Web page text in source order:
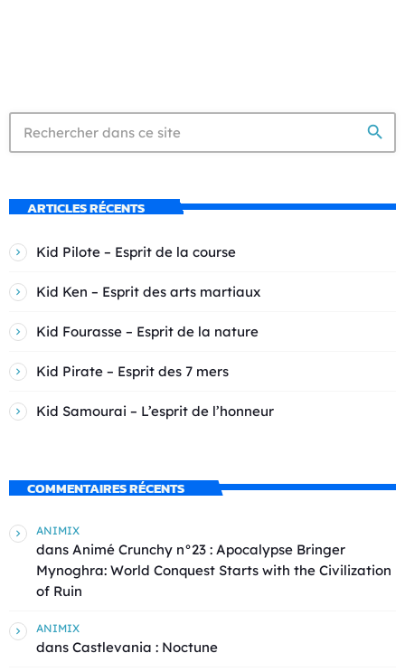
search
ARTICLES RÉCENTS
Kid Pilote – Esprit de la course
Kid Ken – Esprit des arts martiaux
Kid Fourasse – Esprit de la nature
Kid Pirate – Esprit des 7 mers
Kid Samourai – L’esprit de l’honneur
COMMENTAIRES RÉCENTS
ANIMIX
dans Animé Crunchy n°23 : Apocalypse Bringer
Mynoghra: World Conquest Starts with the Civilization
of Ruin
ANIMIX
dans Castlevania : Noctune